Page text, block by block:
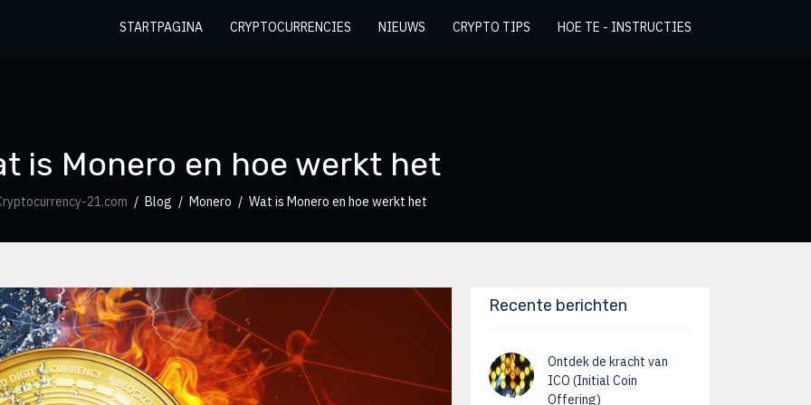
STARTPAGINA CRYPTOCURRENCIES NIEUWS CRYPTO TIPS HOE TE - INSTRUCTIES
is Monero en hoe werkt het
21.com Blog Monero Wat is Monero en hoe werkt het
Recente berichten
Ontdek de kracht van
ICO (Initial Coin
Offering)